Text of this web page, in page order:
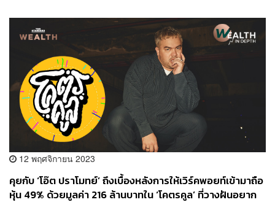
12 พฤศจิกายน 2023
คุยกับ ‘โอ๊ต ปราโมทย์’ ถึงเบื้องหลังการให้เวิร์คพอยท์เข้ามาถือ
หุ้น 49% ด้วยมูลค่า 216 ล้านบาทใน ‘โคตรคูล’ ที่วางฝันอยาก